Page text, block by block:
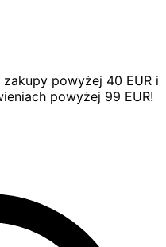
powyżej 40 EUR i
powyżej 99 EUR!